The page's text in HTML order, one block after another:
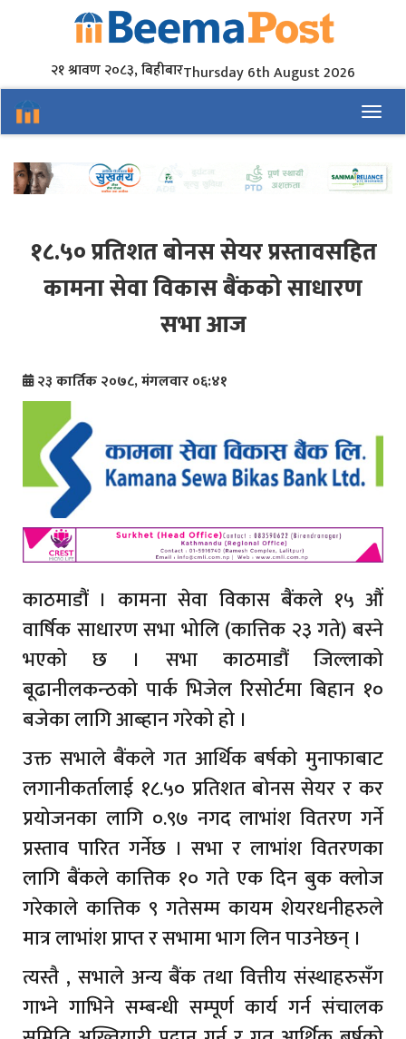
२१ श्रावण २०८३, बिहीबारThursday 6th August 2026
१८.५० प्रतिशत बोनस सेयर प्रस्तावसहित
कामना सेवा विकास बैंकको साधारण
सभा आज
२३ कार्तिक २०७८, मंगलवार ०६:४१
काठमाडौं । कामना सेवा विकास बैंकले १५ औं
वार्षिक साधारण सभा भोलि (कात्तिक २३ गते) बस्ने
भएको छ । सभा काठमाडौं जिल्लाको
बूढानीलकन्ठको पार्क भिजेल रिसोर्टमा बिहान १०
बजेका लागि आब्हान गरेको हो ।
उक्त सभाले बैंकले गत आर्थिक बर्षको मुनाफाबाट
लगानीकर्तालाई १८.५० प्रतिशत बोनस सेयर र कर
प्रयोजनका लागि ०.९७ नगद लाभांश वितरण गर्ने
प्रस्ताव पारित गर्नेछ । सभा र लाभांश वितरणका
लागि बैंकले कात्तिक १० गते एक दिन बुक क्लोज
गरेकाले कात्तिक ९ गतेसम्म कायम शेयरधनीहरुले
मात्र लाभांश प्राप्त र सभामा भाग लिन पाउनेछन् ।
त्यस्तै , सभाले अन्य बैंक तथा वित्तीय संस्थाहरुसँग
गाभ्ने गाभिने सम्बन्धी सम्पूर्ण कार्य गर्न संचालक